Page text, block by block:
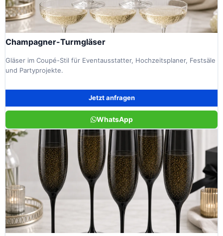
Champagner-Turmgläser
Gläser im Coupé-Stil für Eventausstatter, Hochzeitsplaner, Festsäle
und Partyprojekte.
Jetzt anfragen
WhatsApp